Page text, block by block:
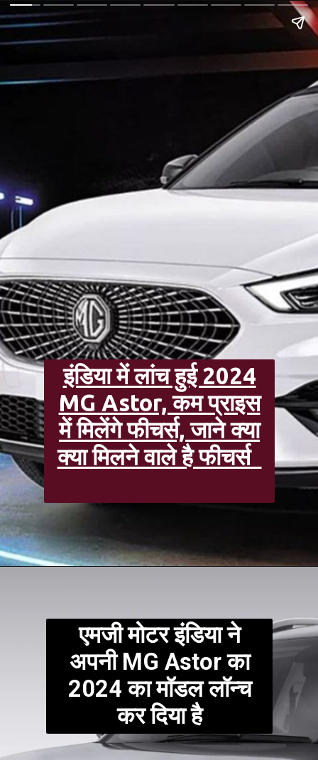
इंडिया में लांच हुई 2024
MG Astor, कम प्राइस
में मिलेंगे फीचर्स, जाने क्या
क्या मिलने वाले है फीचर्स
एमजी मोटर इंडिया ने
अपनी MG Astor का
2024 का मॉडल लॉन्च
कर दिया है